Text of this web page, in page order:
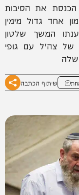
הכנסת את הסיבות
אחד גדול מימין
המשך שלטון
של צה״ל עם גופי
שיתוף הכתבה